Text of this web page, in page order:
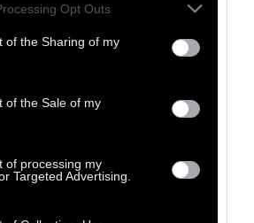
Opt Outs
of the Sharing of my
of the Sale of my
of processing my
Targeted Advertising.
που άνοιξε στον χώρο,
σήμερα δημιουργούν έργα
το έργο του Κ. Π. Καβάφη.
ποιητής με τους
των εικαστικών και
του ποιητή, αλλά και το
της Αλεξάνδρειας,